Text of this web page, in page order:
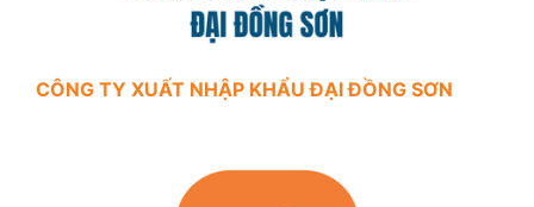
CÔNG TY XUẤT NHẬP KHẨU ĐẠI ĐỒNG SƠN